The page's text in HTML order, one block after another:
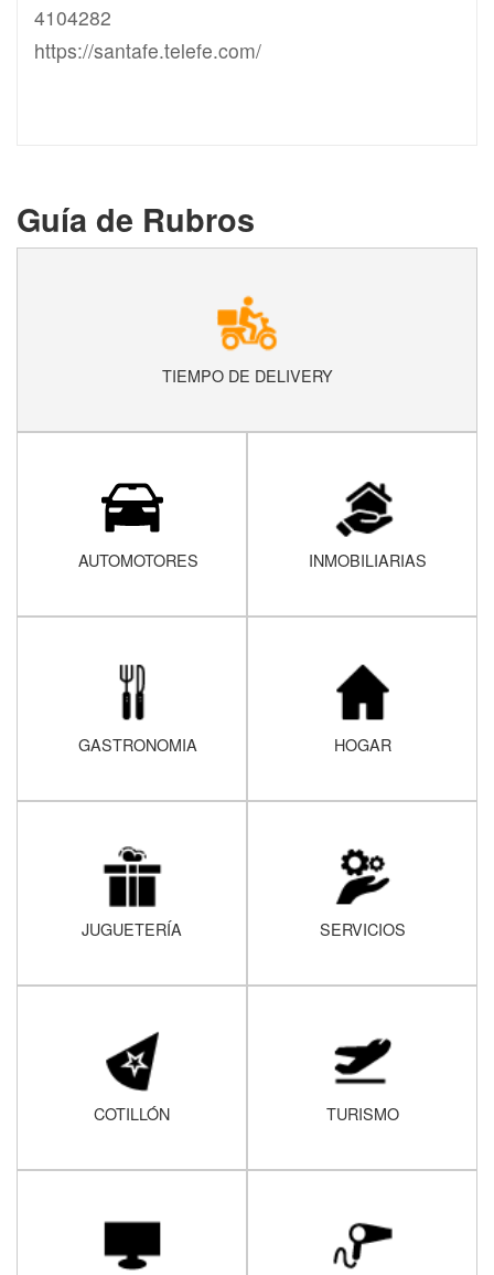
4104282
https://santafe.telefe.com/
Guía de Rubros
TIEMPO DE DELIVERY
AUTOMOTORES INMOBILIARIAS
GASTRONOMIA HOGAR
JUGUETERÍA SERVICIOS
COTILLÓN TURISMO